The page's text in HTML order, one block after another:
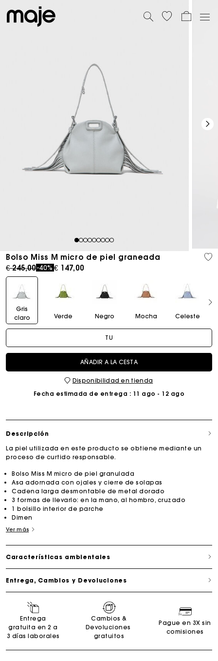
123456789
Bolso Miss M micro de piel graneada
Price reduced from
€ 245,00to
-40% € 147,00
Gris
claro
Verde Negro Mocha Celeste
TU
AÑADIR A LA CESTA
Disponibilidad en tienda
Fecha estimada de entrega : 11 ago - 12 ago
Descripción
La piel utilizada en este producto se obtiene mediante un
proceso de curtido responsable.
Bolso Miss M micro de piel granulada
Asa adornada con ojales y cierre de solapas
Cadena larga desmontable de metal dorado
3 formas de llevarlo: en la mano, al hombro, cruzado
1 bolsillo interior de parche
Dimen
Ver más
Características ambientales
Entrega, Cambios y Devoluciones
Entrega
gratuita en 2 a
3 días laborales
Cambios &
Devoluciones
gratuitos
Pague en 3X sin
comisiones